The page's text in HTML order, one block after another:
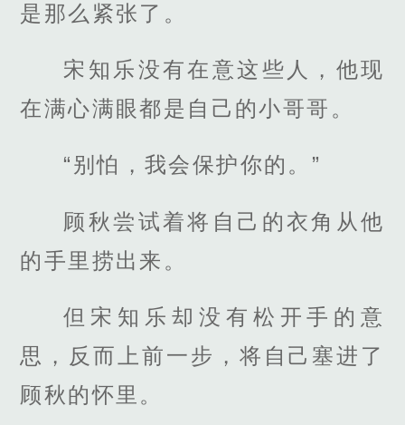
是那么紧张了。
宋知乐没有在意这些人，他现
在满心满眼都是自己的小哥哥。
“别怕，我会保护你的。”
顾秋尝试着将自己的衣角从他
的手里捞出来。
但宋知乐却没有松开手的意
思，反而上前一步，将自己塞进了
顾秋的怀里。